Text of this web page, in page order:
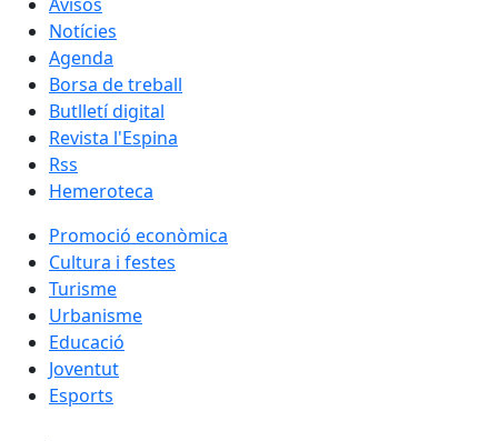
Notícies
Agenda
Borsa de treball
Butlletí digital
Revista l'Espina
Rss
Hemeroteca
Promoció econòmica
Cultura i festes
Turisme
Urbanisme
Educació
Joventut
Esports